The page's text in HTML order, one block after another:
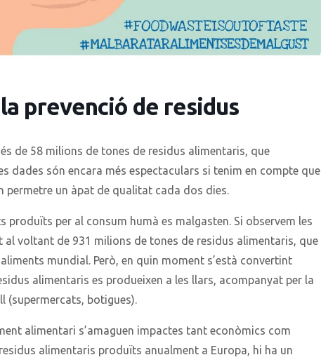
prevenció de residus
de 58 milions de tones de residus alimentaris, que
dades són encara més espectaculars si tenim en compte que
permetre un àpat de qualitat cada dos dies.
per al consum humà es malgasten. Si observem les
al voltant de 931 milions de tones de residus alimentaris, que
mundial. Però, en quin moment s’està convertint
alimentaris es produeixen a les llars, acompanyat per la
(supermercats, botigues).
alimentari s’amaguen impactes tant econòmics com
alimentaris produïts anualment a Europa, hi ha un